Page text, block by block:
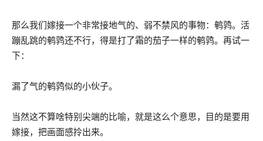
那么我们嫁接一个非常接地气的、弱不禁风的事物：鹌鹑。活
蹦乱跳的鹌鹑还不行，得是打了霜的茄子一样的鹌鹑。再试一
下：
漏了气的鹌鹑似的小伙子。
当然这不算啥特别尖端的比喻，就是这么个意思，目的是要用
嫁接，把画面感拎出来。